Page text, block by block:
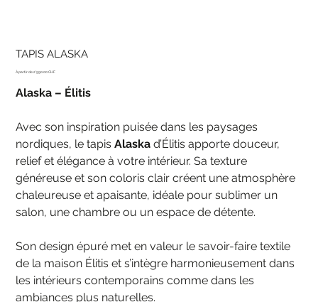
TAPIS ALASKA
Prix 2'990.00 CHF
Alaska – Élitis
Avec son inspiration puisée dans les paysages
nordiques, le tapisAlaskad’Élitis apporte douceur,
relief et élégance à votre intérieur. Sa texture
généreuse et son coloris clair créent une atmosphère
chaleureuse et apaisante, idéale pour sublimer un
salon, une chambre ou un espace de détente.
Son design épuré met en valeur le savoir-faire textile
de la maison Élitis et s’intègre harmonieusement dans
les intérieurs contemporains comme dans les
ambiances plus naturelles.